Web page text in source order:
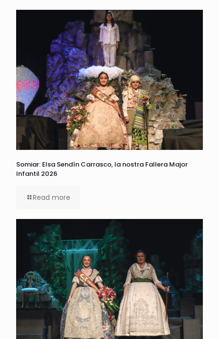
Somiar: Elsa Sendín Carrasco, la nostra Fallera Major
Infantil 2026
Read more